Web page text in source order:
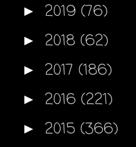
► 2019 (76)
► 2018 (62)
► 2017 (186)
► 2016 (221)
► 2015 (366)